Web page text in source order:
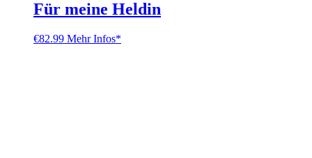
Für meine Heldin
€82.99 Mehr Infos*